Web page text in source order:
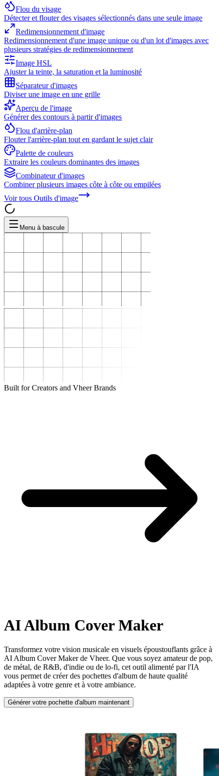
Flou du visage
Détecter et flouter des visages sélectionnés dans une seule image
Redimensionnement d'image
Redimensionnement d'une image unique ou d'un lot d'images avec
plusieurs stratégies de redimensionnement
Image HSL
Ajuster la teinte, la saturation et la luminosité
Séparateur d'images
Diviser une image en une grille
Aperçu de l'image
Générer des contours à partir d'images
Flou d'arrière-plan
Flouter l'arrière-plan tout en gardant le sujet clair
Palette de couleurs
Extraire les couleurs dominantes des images
Combinateur d'images
Combiner plusieurs images côte à côte ou empilées
Voir tous Outils d'image
Menu à bascule
Built for Creators and Vheer Brands
AIAlbum Cover Maker
Transformez votre vision musicale en visuels époustouflants grâce à
AI Album Cover Maker de Vheer. Que vous soyez amateur de pop,
de métal, de R&B, d'indie ou de lo-fi, cet outil alimenté par l'IA
vous permet de créer des pochettes d'album de haute qualité
adaptées à votre genre et à votre ambiance.
Générer votre pochette d'album maintenant